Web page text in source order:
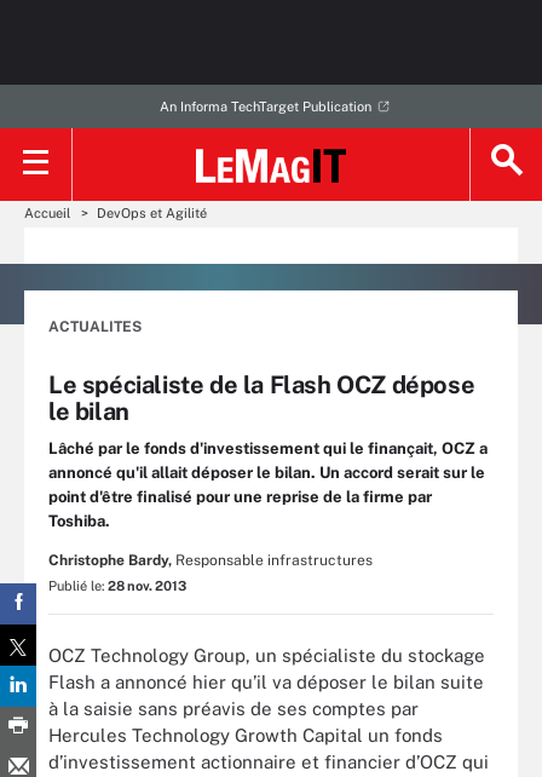
An Informa TechTarget Publication
Accueil DevOps et Agilité
ACTUALITES
Le spécialiste de la Flash OCZ dépose
le bilan
Lâché par le fonds d'investissement qui le finançait, OCZ a
annoncé qu'il allait déposer le bilan. Un accord serait sur le
point d'être finalisé pour une reprise de la firme par
Toshiba.
Christophe Bardy, Responsable infrastructures
Publié le: 28 nov. 2013
OCZ Technology Group, un spécialiste du stockage
Flash a annoncé hier qu’il va déposer le bilan suite
à la saisie sans préavis de ses comptes par
Hercules Technology Growth Capital un fonds
d’investissement actionnaire et financier d’OCZ qui